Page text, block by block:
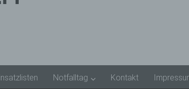
Notfalltag Kontakt